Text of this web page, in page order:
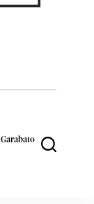
Garabato